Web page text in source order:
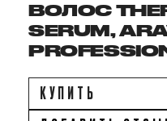
ВОЛОС
SERUM,
КУПИТЬ